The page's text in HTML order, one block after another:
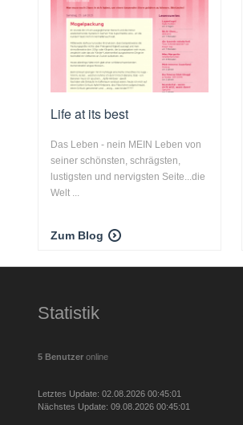
Life at its best
Das Leben - nein MEIN Leben von
seiner schönsten, schrägsten,
lustigsten und nervigsten Seite...die
Welt ...
Zum Blog
Statistik
5 Benutzer online
Letztes Update: 02.08.2026 00:45:01
Nächstes Update: 09.08.2026 00:45:01